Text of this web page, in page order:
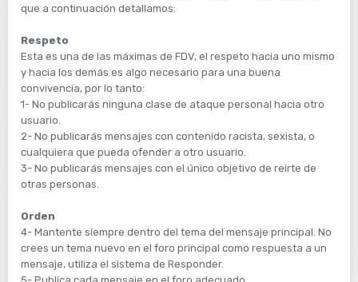
que a continuación detallamos:
Respeto
Esta es una de las máximas de FDV, el respeto hacia uno mismo
y hacia los demás es algo necesario para una buena
convivencia, por lo tanto:
1- No publicarás ninguna clase de ataque personal hacia otro
usuario.
2- No publicarás mensajes con contenido racista, sexista, o
cualquiera que pueda ofender a otro usuario.
3- No publicarás mensajes con el único objetivo de reirte de
otras personas.
Orden
4- Mantente siempre dentro del tema del mensaje principal. No
crees un tema nuevo en el foro principal como respuesta a un
mensaje, utiliza el sistema de Responder.